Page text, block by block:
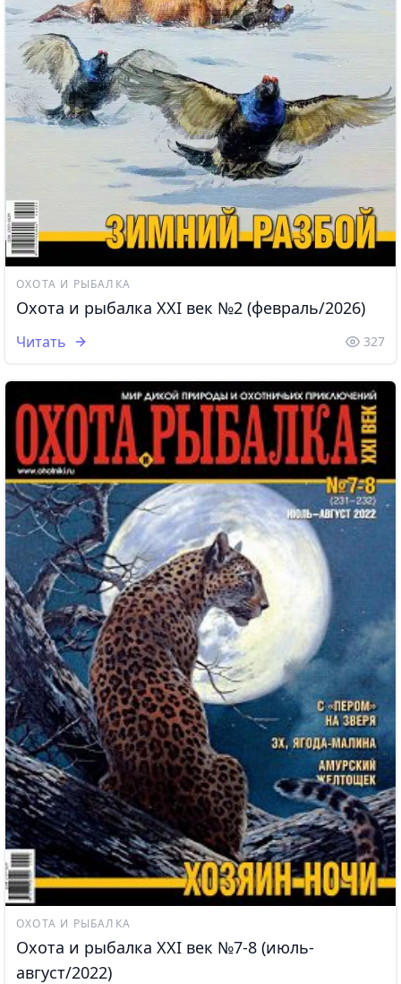
ОХОТА И РЫБАЛКА
Охота и рыбалка XXI век №2 (февраль/2026)
Читать 327
ОХОТА И РЫБАЛКА
Охота и рыбалка XXI век №7-8 (июль-
август/2022)